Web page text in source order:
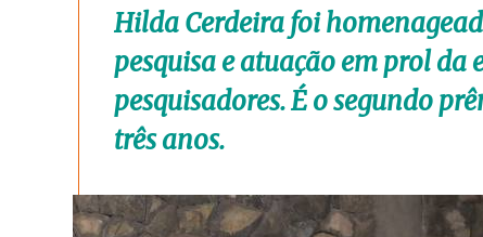
Hilda Cerdeira foi
pesquisa e atuação em prol da
pesquisadores. É o segundo
três anos.